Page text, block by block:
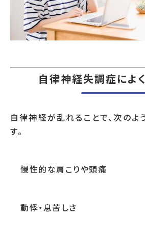
自律神経失調症によ
自律神経が乱れることで、次のよ
す。
慢性的な肩こりや頭痛
動悸・息苦しさ